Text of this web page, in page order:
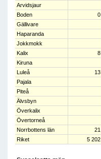
Arvidsjaur
Boden
0
Gällivare
Haparanda
Jokkmokk
Kalix
8
Kiruna
Luleå
13
Pajala
Piteå
Älvsbyn
Överkalix
Övertorneå
Norrbottens län
21
Riket
5 202